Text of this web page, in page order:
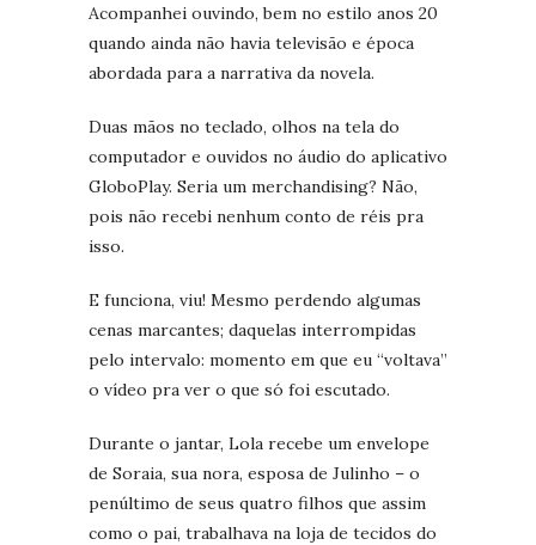
Acompanhei ouvindo, bem no estilo anos 20
quando ainda não havia televisão e época
abordada para a narrativa da novela.
Duas mãos no teclado, olhos na tela do
computador e ouvidos no áudio do aplicativo
GloboPlay. Seria um merchandising? Não,
pois não recebi nenhum conto de réis pra
isso.
E funciona, viu! Mesmo perdendo algumas
cenas marcantes; daquelas interrompidas
pelo intervalo: momento em que eu “voltava”
o vídeo pra ver o que só foi escutado.
Durante o jantar, Lola recebe um envelope
de Soraia, sua nora, esposa de Julinho – o
penúltimo de seus quatro filhos que assim
como o pai, trabalhava na loja de tecidos do